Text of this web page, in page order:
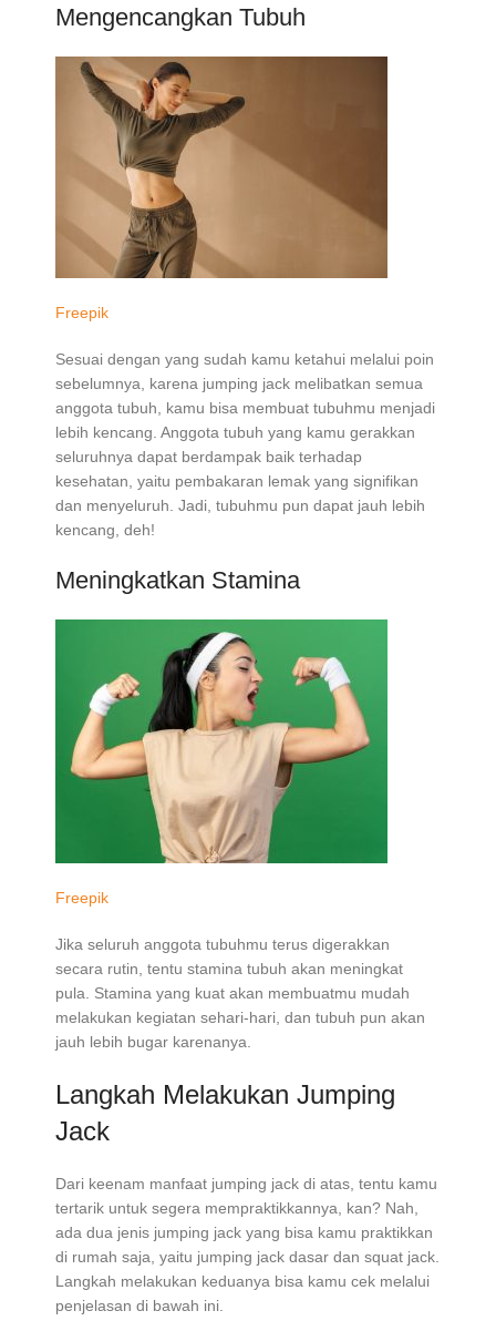
Mengencangkan Tubuh
Freepik
Sesuai dengan yang sudah kamu ketahui melalui poin
sebelumnya, karena jumping jack melibatkan semua
anggota tubuh, kamu bisa membuat tubuhmu menjadi
lebih kencang. Anggota tubuh yang kamu gerakkan
seluruhnya dapat berdampak baik terhadap
kesehatan, yaitu pembakaran lemak yang signifikan
dan menyeluruh. Jadi, tubuhmu pun dapat jauh lebih
kencang, deh!
Meningkatkan Stamina
Freepik
Jika seluruh anggota tubuhmu terus digerakkan
secara rutin, tentu stamina tubuh akan meningkat
pula. Stamina yang kuat akan membuatmu mudah
melakukan kegiatan sehari-hari, dan tubuh pun akan
jauh lebih bugar karenanya.
Langkah Melakukan Jumping
Jack
Dari keenam manfaat jumping jack di atas, tentu kamu
tertarik untuk segera mempraktikkannya, kan? Nah,
ada dua jenis jumping jack yang bisa kamu praktikkan
di rumah saja, yaitu jumping jack dasar dan squat jack.
Langkah melakukan keduanya bisa kamu cek melalui
penjelasan di bawah ini.